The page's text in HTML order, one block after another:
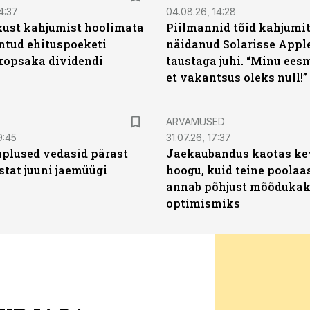
kahjumist hoolimata
ehituspoeketi
dividendi
04.08.26, 14:28
Piilmannid tõid kahjumit
näidanud Solarisse
taustaga juhi. “Minu
et vakantsus oleks null!”
vedasid pärast
juuni jaemüügi
ARVAMUSED
31.07.26, 17:37
Jaekaubandus kaotas
hoogu, kuid teine
annab põhjust
optimismiks